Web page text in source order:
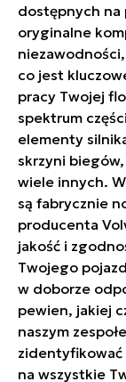
dostępnych na
oryginalne
co jest
pracy Twojej
spektrum
elementy
skrzyni
wiele innych.
są fabrycznie
producenta
jakość i
Twojego
w doborze
pewien, jakiej
naszym
zidentyfikować
na wszystkie